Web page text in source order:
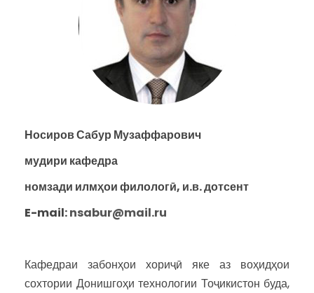
Носиров Сабур Музаффарович
мудири кафедра
номзади илмҳои филологӣ, и.в. дотсент
E-mail:nsabur@mail.ru
Кафедраи забонҳои хориҷӣ яке аз воҳидҳои
сохтории Донишгоҳи технологии Тоҷикистон буда,